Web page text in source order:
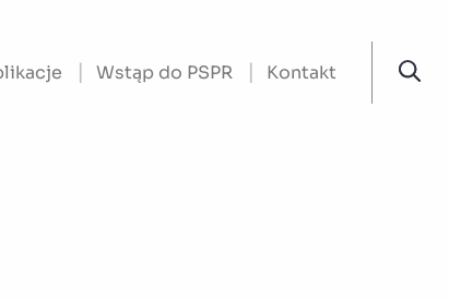
Wstąp do PSPR Kontakt